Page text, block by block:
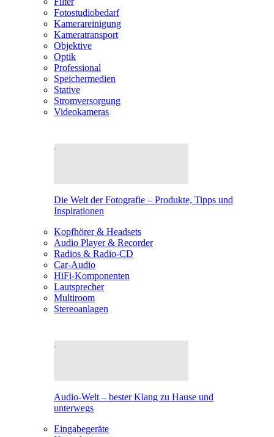
Fotostudiobedarf
Kamerareinigung
Kameratransport
Objektive
Optik
Professional
Speichermedien
Stative
Stromversorgung
Videokameras
Die Welt der Fotografie – Produkte, Tipps und
Inspirationen
Kopfhörer & Headsets
Audio Player & Recorder
Radios & Radio-CD
Car-Audio
HiFi-Komponenten
Lautsprecher
Multiroom
Stereoanlagen
Audio-Welt – bester Klang zu Hause und
unterwegs
Eingabegeräte